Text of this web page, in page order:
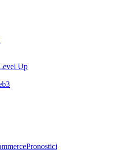
Up
Pronostici